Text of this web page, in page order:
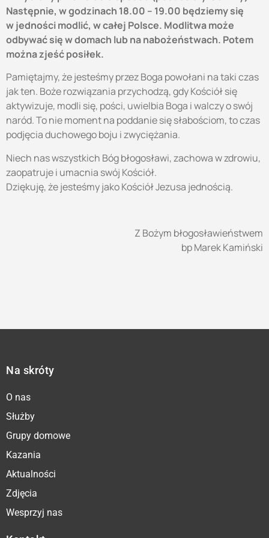
Następnie, w godzinach 18.00 – 19.00 będziemy się
wjedności modlić, w całej Polsce. Modlitwa może
odbywać się w domach lub nanabożeństwach. Potem
można zjeść posiłek.
Pamiętajmy, że jesteśmy przez Boga powołani na taki czas
jak ten. Boże rozwiązania przychodzą, gdy Kościół się
aktywizuje, modli się, pości, uwielbia Boga i walczy o swój
naród. To nie moment na poddanie się słabościom, to czas
podjęcia duchowego boju i zwyciężania.
Niech nas wszystkich Bóg błogosławi, zachowa w zdrowiu,
zaopatruje i umacnia swój Kościół.
Dziękuję, że jesteśmy jako Kościół Jezusa jednością.
Z Bożym błogosławieństwem
bp Marek Kamiński
Na skróty
O nas
Służby
Grupy domowe
Kazania
Aktualności
Zdjęcia
Wesprzyj nas